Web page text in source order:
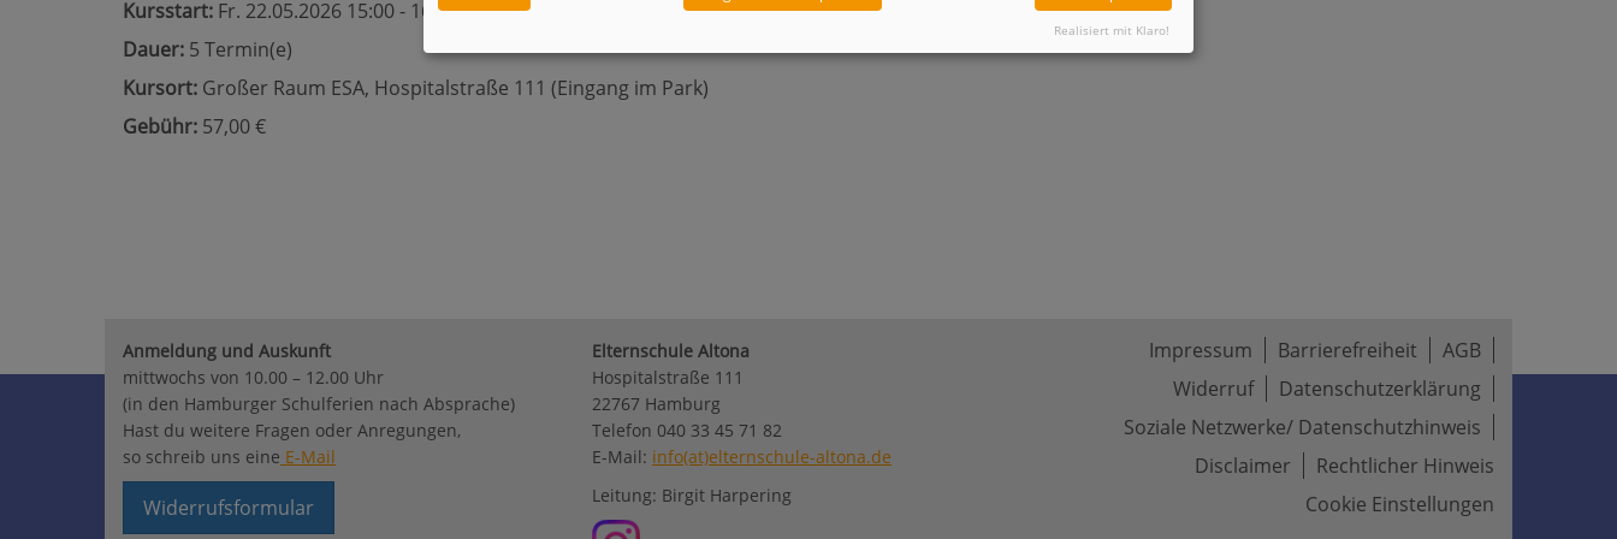
Kursstart: Fr. 22.05.2026 15:00 - 16:00 Uhr
Dauer: 5 Termin(e)
Kursort: Großer Raum ESA, Hospitalstraße 111 (Eingang im Park)
Gebühr: 57,00 €
Anmeldung und Auskunft
mittwochs von 10.00 – 12.00 Uhr
(in den Hamburger Schulferien nach Absprache)
Hast du weitere Fragen oder Anregungen,
so schreib uns eine E-Mail
Widerrufsformular
Elternschule Altona
Hospitalstraße 111
22767 Hamburg
Telefon 040 33 45 71 82
E-Mail: info(at)elternschule-altona.de
Leitung: Birgit Harpering
Impressum Barrierefreiheit
AGB
Widerruf
Datenschutzerklärung
Soziale Netzwerke/ Datenschutzhinweis
Disclaimer
Rechtlicher Hinweis
Cookie Einstellungen
Realisiert mit Klaro!